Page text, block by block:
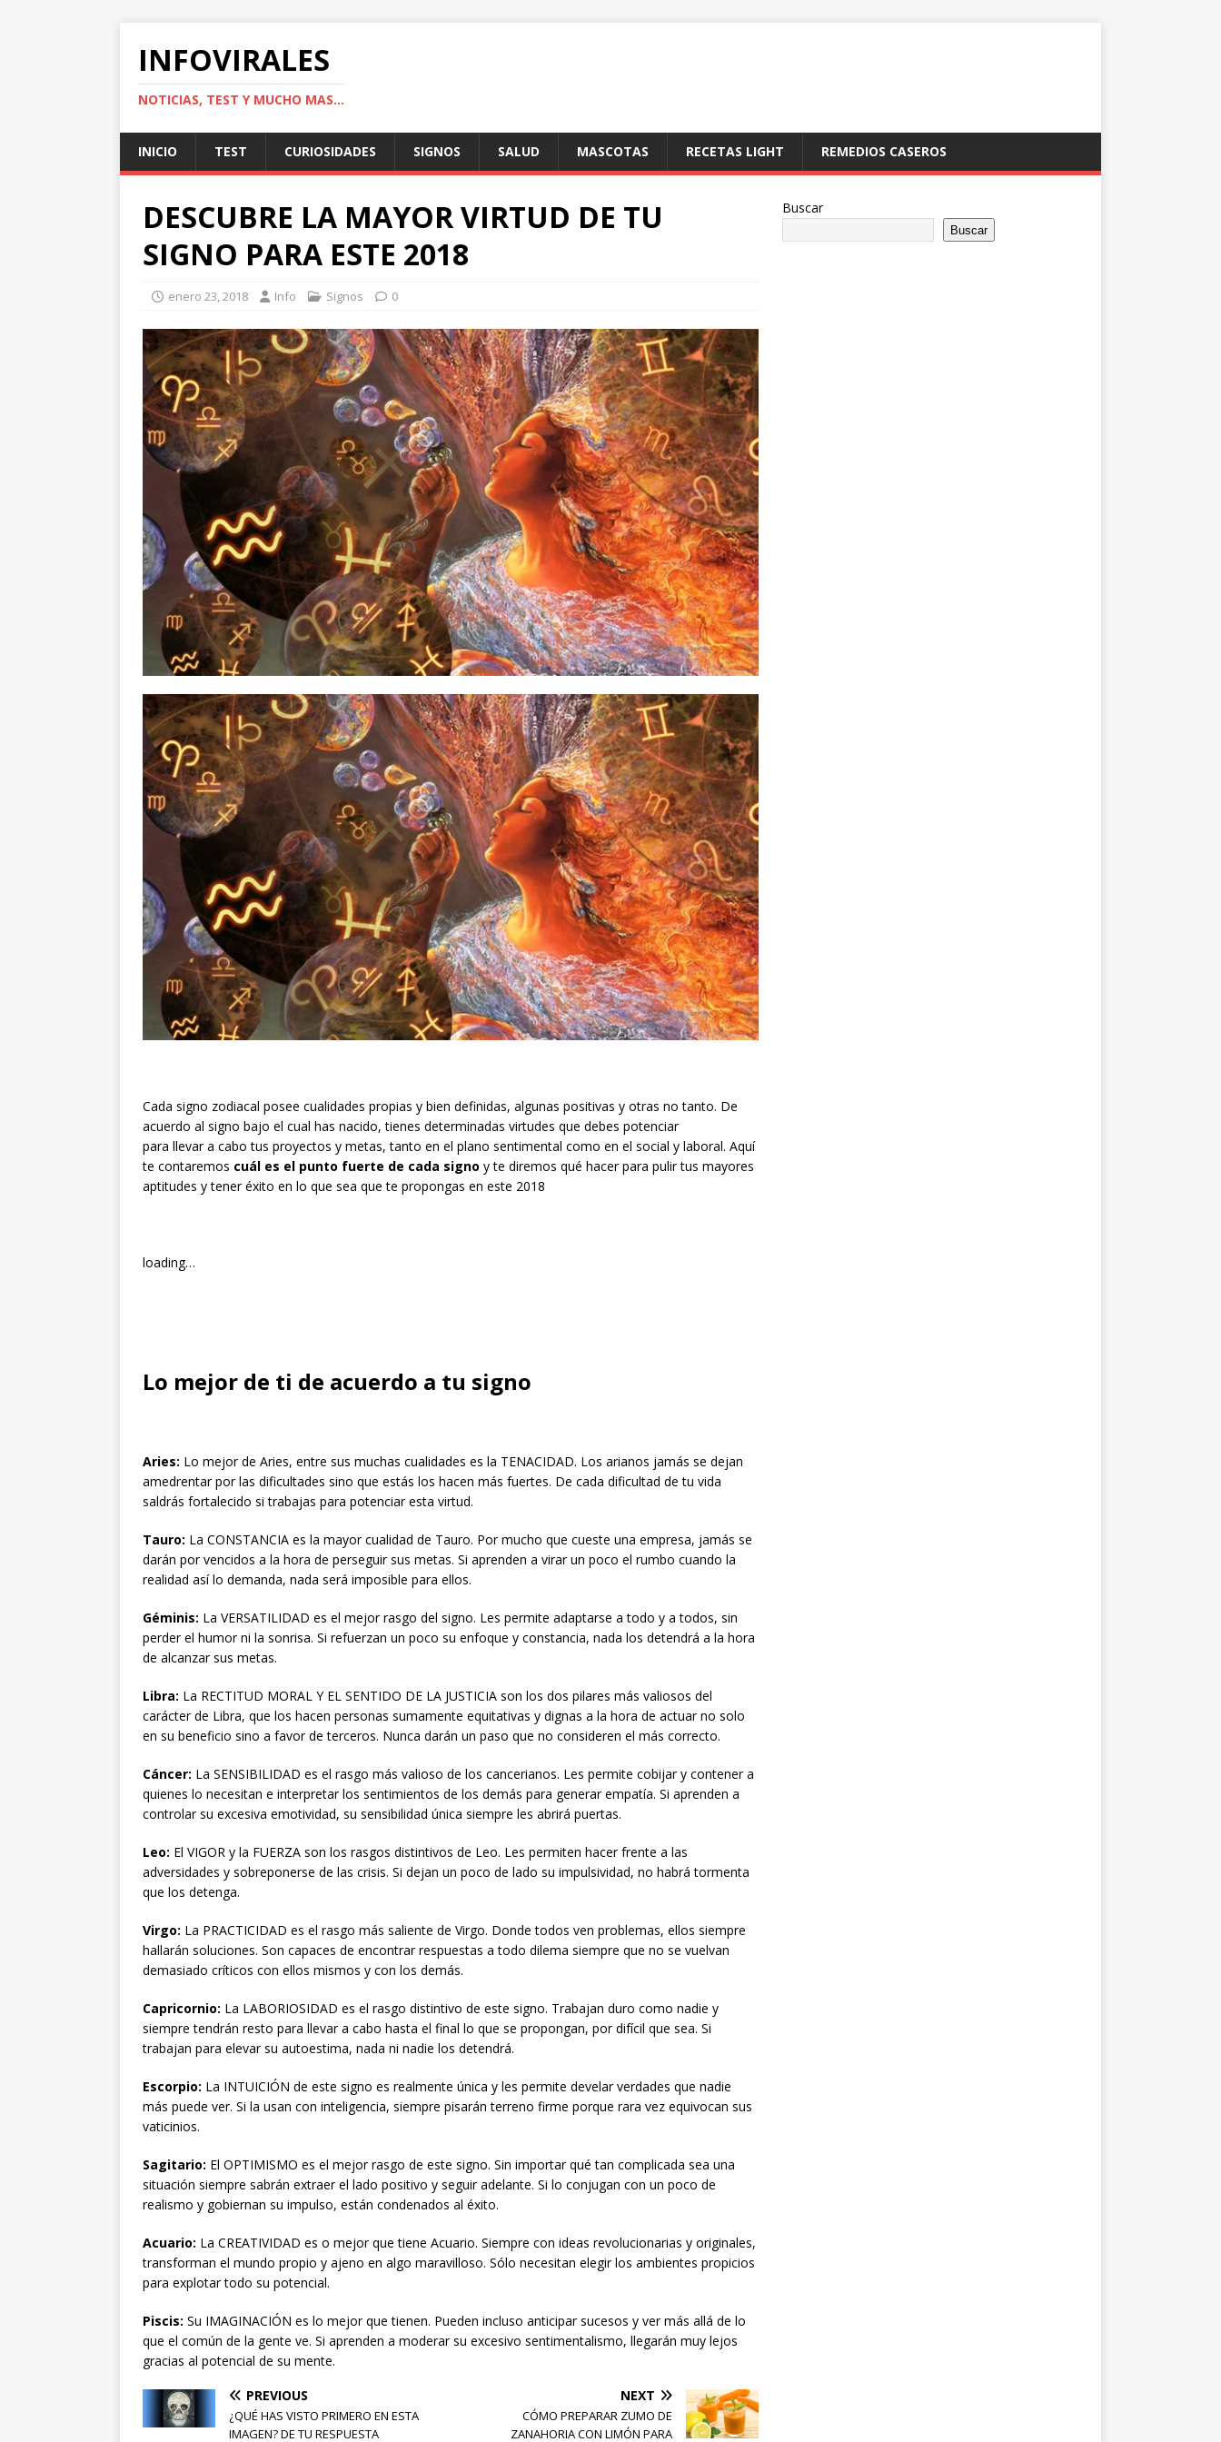
INFOVIRALES
NOTICIAS, TEST Y MUCHO MAS...
INICIO TEST CURIOSIDADES SIGNOS SALUD MASCOTAS RECETAS LIGHT REMEDIOS CASEROS
DESCUBRE LA MAYOR VIRTUD DE TU
SIGNO PARA ESTE 2018
enero 23, 2018 Info Signos 0
Cada signo zodiacal posee cualidades propias y bien definidas, algunas positivas y otras no tanto. De
acuerdo al signo bajo el cual has nacido, tienes determinadas virtudes que debes potenciar
para llevar a cabo tus proyectos y metas, tanto en el plano sentimental como en el social y laboral. Aquí
te contaremos cuál es el punto fuerte de cada signo y te diremos qué hacer para pulir tus mayores
aptitudes y tener éxito en lo que sea que te propongas en este 2018
loading…
Lo mejor de ti de acuerdo a tu signo
Aries: Lo mejor de Aries, entre sus muchas cualidades es la TENACIDAD. Los arianos jamás se dejan
amedrentar por las dificultades sino que estás los hacen más fuertes. De cada dificultad de tu vida
saldrás fortalecido si trabajas para potenciar esta virtud.
Tauro: La CONSTANCIA es la mayor cualidad de Tauro. Por mucho que cueste una empresa, jamás se
darán por vencidos a la hora de perseguir sus metas. Si aprenden a virar un poco el rumbo cuando la
realidad así lo demanda, nada será imposible para ellos.
Géminis: La VERSATILIDAD es el mejor rasgo del signo. Les permite adaptarse a todo y a todos, sin
perder el humor ni la sonrisa. Si refuerzan un poco su enfoque y constancia, nada los detendrá a la hora
de alcanzar sus metas.
Libra: La RECTITUD MORAL Y EL SENTIDO DE LA JUSTICIA son los dos pilares más valiosos del
carácter de Libra, que los hacen personas sumamente equitativas y dignas a la hora de actuar no solo
en su beneficio sino a favor de terceros. Nunca darán un paso que no consideren el más correcto.
Cáncer: La SENSIBILIDAD es el rasgo más valioso de los cancerianos. Les permite cobijar y contener a
quienes lo necesitan e interpretar los sentimientos de los demás para generar empatía. Si aprenden a
controlar su excesiva emotividad, su sensibilidad única siempre les abrirá puertas.
Leo: El VIGOR y la FUERZA son los rasgos distintivos de Leo. Les permiten hacer frente a las
adversidades y sobreponerse de las crisis. Si dejan un poco de lado su impulsividad, no habrá tormenta
que los detenga.
Virgo: La PRACTICIDAD es el rasgo más saliente de Virgo. Donde todos ven problemas, ellos siempre
hallarán soluciones. Son capaces de encontrar respuestas a todo dilema siempre que no se vuelvan
demasiado críticos con ellos mismos y con los demás.
Capricornio: La LABORIOSIDAD es el rasgo distintivo de este signo. Trabajan duro como nadie y
siempre tendrán resto para llevar a cabo hasta el final lo que se propongan, por difícil que sea. Si
trabajan para elevar su autoestima, nada ni nadie los detendrá.
Escorpio: La INTUICIÓN de este signo es realmente única y les permite develar verdades que nadie
más puede ver. Si la usan con inteligencia, siempre pisarán terreno firme porque rara vez equivocan sus
vaticinios.
Sagitario: El OPTIMISMO es el mejor rasgo de este signo. Sin importar qué tan complicada sea una
situación siempre sabrán extraer el lado positivo y seguir adelante. Si lo conjugan con un poco de
realismo y gobiernan su impulso, están condenados al éxito.
Acuario: La CREATIVIDAD es o mejor que tiene Acuario. Siempre con ideas revolucionarias y originales,
transforman el mundo propio y ajeno en algo maravilloso. Sólo necesitan elegir los ambientes propicios
para explotar todo su potencial.
Piscis: Su IMAGINACIÓN es lo mejor que tienen. Pueden incluso anticipar sucesos y ver más allá de lo
que el común de la gente ve. Si aprenden a moderar su excesivo sentimentalismo, llegarán muy lejos
gracias al potencial de su mente.
PREVIOUS
¿QUÉ HAS VISTO PRIMERO EN ESTA
IMAGEN? DE TU RESPUESTA
NEXT
CÓMO PREPARAR ZUMO DE
ZANAHORIA CON LIMÓN PARA
Buscar
Buscar